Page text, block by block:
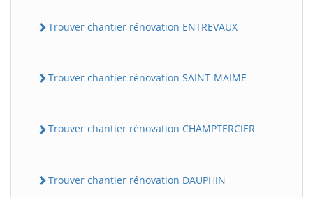
Trouver chantier rénovation ENTREVAUX
Trouver chantier rénovation SAINT-MAIME
Trouver chantier rénovation CHAMPTERCIER
Trouver chantier rénovation DAUPHIN